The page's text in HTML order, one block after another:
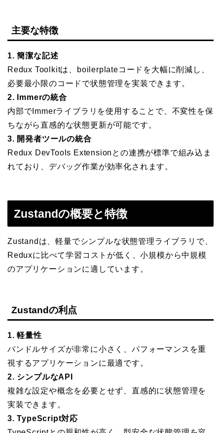
主要な特徴
1. 簡潔な記述
Redux Toolkitは、boilerplateコードを大幅に削減し、
必要最小限のコードで状態管理を実装できます。
2. Immerの統合
内部でImmerライブラリを使用することで、不変性を保
ちながら直感的な状態更新が可能です。
3. 開発者ツールの統合
Redux DevTools Extensionとの連携が標準で組み込ま
れており、デバッグ作業が効率化されます。
Zustandの概要と特徴
Zustandは、軽量でシンプルな状態管理ライブラリで、
Reduxに比べて学習コストが低く、小規模から中規模
のアプリケーションに適しています。
Zustandの利点
1. 軽量性
バンドルサイズが非常に小さく、パフォーマンスを重
視するアプリケーションに最適です。
2. シンプルなAPI
複雑な設定や概念を必要とせず、直感的に状態管理を
実装できます。
3. TypeScript対応